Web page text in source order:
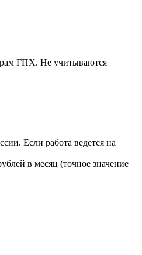
ГПХ. Не учитываются
Если работа ведется на
в месяц (точное значение